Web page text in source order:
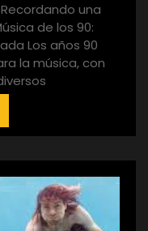
una
de los 90:
Los años 90
la música, con